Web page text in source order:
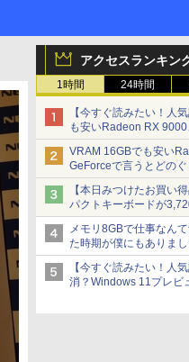
アクセスランキン
1時間 24時間
【今すぐ読みたい！人
も安いRadeon RX
のぐらいの性能？ - PC
VRAM 16GBでも安い
GeForceで言うとどのぐ
【本日みつけたお買い
パクトキーボードが
台接続対応
メモリ8GBで仕事なん
た時期が僕にもありま
【今すぐ読みたい！人
消？Windows 11プレビ